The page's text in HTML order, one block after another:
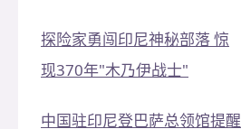
探险家勇闯印尼神秘部落 惊
现370年"木乃伊战士"
中国驻印尼登巴萨总领馆提醒